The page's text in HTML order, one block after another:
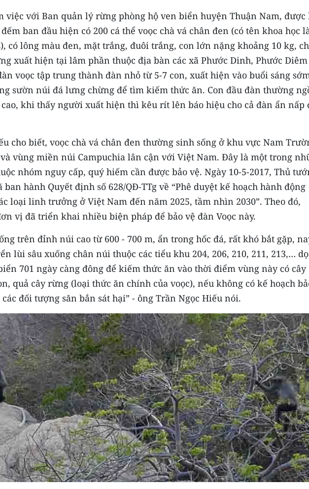
việc với Ban quản lý rừng phòng hộ ven biển huyện Thuận Nam, được
ban đầu hiện có 200 cá thể voọc chà vá chân đen (có tên khoa học
có lông màu đen, mặt trắng, đuôi trắng, con lớn nặng khoảng 10 kg,
xuất hiện tại lâm phần thuộc địa bàn các xã Phước Dinh, Phước
voọc tập trung thành đàn nhỏ từ 5-7 con, xuất hiện vào buổi sáng
sườn núi đá lưng chừng để tìm kiếm thức ăn. Con đầu đàn thường
khi thấy người xuất hiện thì kêu rít lên báo hiệu cho cả đàn ẩn nấp
cho biết, voọc chà vá chân đen thường sinh sống ở khu vực Nam
vùng miền núi Campuchia lân cận với Việt Nam. Đây là một trong
nhóm nguy cấp, quý hiếm cần được bảo vệ. Ngày 10-5-2017, Thủ
ban hành Quyết định số 628/QĐ-TTg về “Phê duyệt kế hoạch hành động
loại linh trưởng ở Việt Nam đến năm 2025, tầm nhìn 2030”. Theo đó,
vị đã triển khai nhiều biện pháp để bảo vệ đàn Voọc này.
trên đỉnh núi cao từ 600 - 700 m, ẩn trong hốc đá, rất khó bắt gặp,
lùi sâu xuống chân núi thuộc các tiểu khu 204, 206, 210, 211, 213,…
701 ngày càng đông để kiếm thức ăn vào thời điểm vùng này có cây
quả cây rừng (loại thức ăn chính của voọc), nếu không có kế hoạch
đối tượng săn bắn sát hại” - ông Trần Ngọc Hiếu nói.